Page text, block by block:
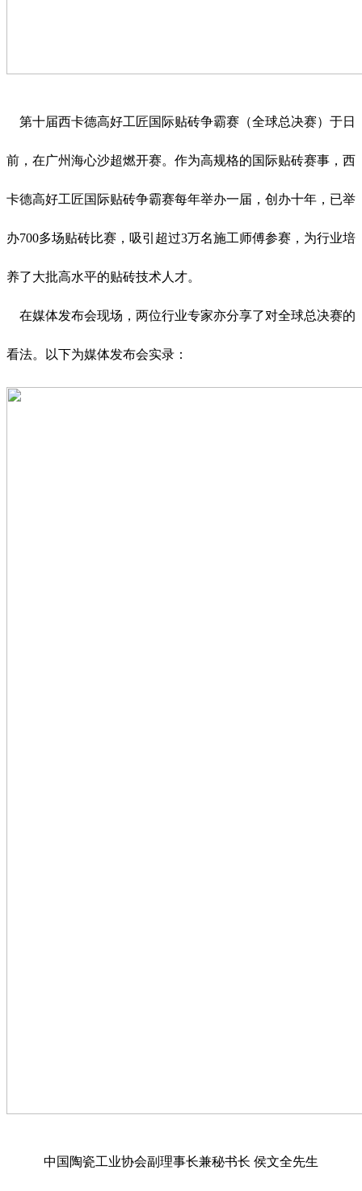
第十届西卡德高好工匠国际贴砖争霸赛（全球总决赛）于日
前，在广州海心沙超燃开赛。作为高规格的国际贴砖赛事，西
卡德高好工匠国际贴砖争霸赛每年举办一届，创办十年，已举
办700多场贴砖比赛，吸引超过3万名施工师傅参赛，为行业培
养了大批高水平的贴砖技术人才。
在媒体发布会现场，两位行业专家亦分享了对全球总决赛的
看法。以下为媒体发布会实录：
中国陶瓷工业协会副理事长兼秘书长 侯文全先生